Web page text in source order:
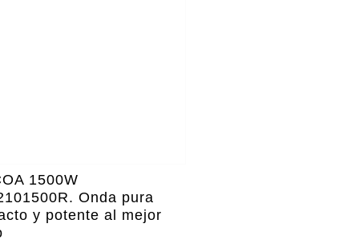
1500W
Onda pura
y potente al mejor